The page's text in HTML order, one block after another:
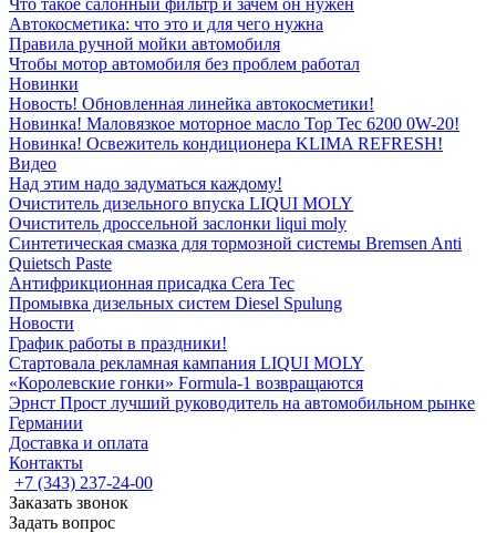
Что такое салонный фильтр и зачем он нужен
Автокосметика: что это и для чего нужна
Правила ручной мойки автомобиля
Чтобы мотор автомобиля без проблем работал
Новинки
Новость! Обновленная линейка автокосметики!
Новинка! Маловязкое моторное масло Top Tec 6200 0W-20!
Новинка! Освежитель кондиционера KLIMA REFRESH!
Видео
Над этим надо задуматься каждому!
Очиститель дизельного впуска LIQUI MOLY
Очиститель дроссельной заслонки liqui moly
Синтетическая смазка для тормозной системы Bremsen Anti
Quietsch Paste
Антифрикционная присадка Cera Tec
Промывка дизельных систем Diesel Spulung
Новости
График работы в праздники!
Стартовала рекламная кампания LIQUI MOLY
«Королевские гонки» Formula-1 возвращаются
Эрнст Прост лучший руководитель на автомобильном рынке
Германии
Доставка и оплата
Контакты
+7 (343) 237-24-00
Заказать звонок
Задать вопрос